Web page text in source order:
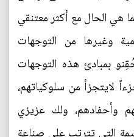
هي الحال مع أكثر معتنقي
وغيرها من التوجهات
بمبادئ هذه التوجهات
لايتجزأ من سلوكياتهم،
وأحفادهم، ولك عزيزي